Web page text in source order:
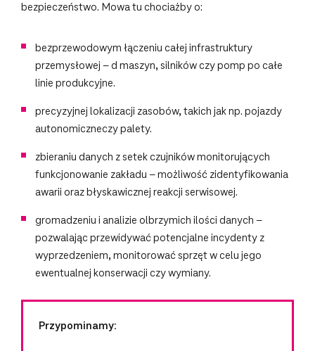
bezpieczeństwo. Mowa tu chociażby o:
bezprzewodowym łączeniu całej infrastruktury
przemysłowej – d maszyn, silników czy pomp po całe
linie produkcyjne.
precyzyjnej lokalizacji zasobów, takich jak np. pojazdy
autonomiczneczy palety.
zbieraniu danych z setek czujników monitorujących
funkcjonowanie zakładu – możliwość zidentyfikowania
awarii oraz błyskawicznej reakcji serwisowej.
gromadzeniu i analizie olbrzymich ilości danych –
pozwalając przewidywać potencjalne incydenty z
wyprzedzeniem, monitorować sprzęt w celu jego
ewentualnej konserwacji czy wymiany.
Przypominamy: